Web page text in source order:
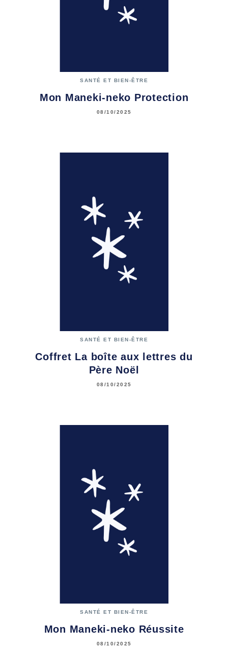
SANTÉ ET BIEN-ÊTRE
Mon Maneki-neko Protection
08/10/2025
SANTÉ ET BIEN-ÊTRE
Coffret La boîte aux lettres du
Père Noël
08/10/2025
SANTÉ ET BIEN-ÊTRE
Mon Maneki-neko Réussite
08/10/2025